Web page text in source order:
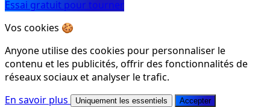
Essai gratuit pour tourner
Vos cookies 🍪
Anyone utilise des cookies pour personnaliser le
contenu et les publicités, offrir des fonctionnalités de
réseaux sociaux et analyser le trafic.
En savoir plus
Uniquement les essentiels Accepter